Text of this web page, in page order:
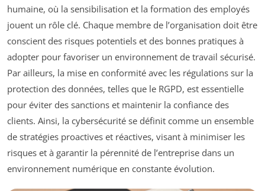
humaine, où la sensibilisation et la formation des employés
jouent un rôle clé. Chaque membre de l’organisation doit être
conscient des risques potentiels et des bonnes pratiques à
adopter pour favoriser un environnement de travail sécurisé.
Par ailleurs, la mise en conformité avec les régulations sur la
protection des données, telles que le RGPD, est essentielle
pour éviter des sanctions et maintenir la confiance des
clients. Ainsi, la cybersécurité se définit comme un ensemble
de stratégies proactives et réactives, visant à minimiser les
risques et à garantir la pérennité de l’entreprise dans un
environnement numérique en constante évolution.